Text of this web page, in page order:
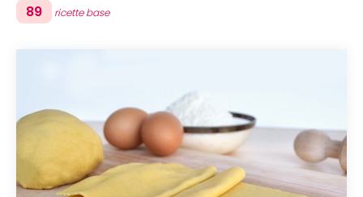
89 ricette base